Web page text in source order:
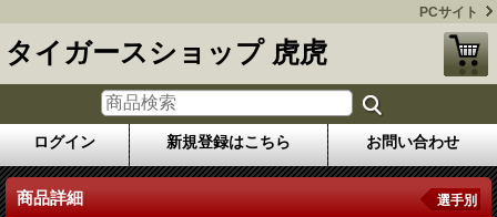
PCサイト
タイガースショップ 虎虎
ログイン 新規登録はこちら お問い合わせ
商品詳細 選手別